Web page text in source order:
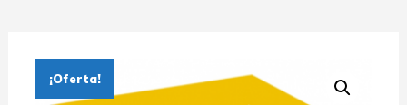
¡Oferta!